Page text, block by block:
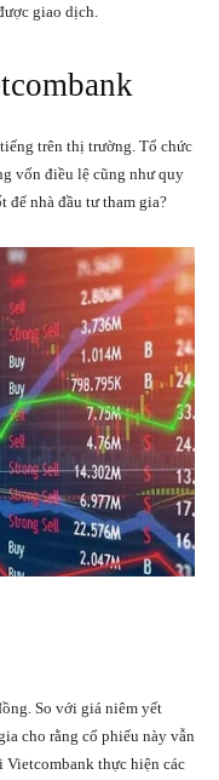
giao dịch.
trên thị trường. Tổ chức
vốn điều lệ cũng như quy
để nhà đầu tư tham gia?
So với giá niêm yết
cho rằng cổ phiếu này vẫn
Vietcombank thực hiện các